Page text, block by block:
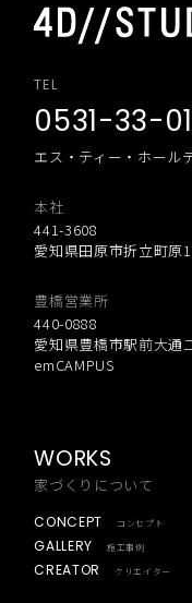
TEL
0531-33-
エス・ティー・ホール
本社
441-3608
愛知県田原市折立町原
豊橋営業所
440-0888
愛知県豊橋市駅前大通
emCAMPUS
WORKS
家づくりについて
CONCEPT コンセプト
GALLERY 施工事例
CREATOR クリエイター